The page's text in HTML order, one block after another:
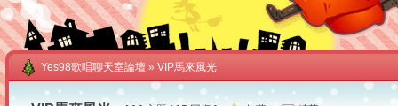
Yes98歌唱聊天室論壇 » VIP馬來風光